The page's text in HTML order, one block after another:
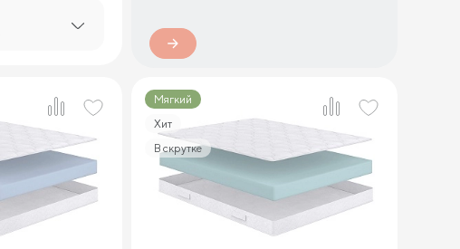
Мягкий
Хит
В скрутке